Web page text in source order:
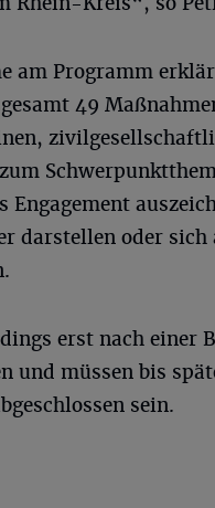
am Programm
49
darstellen oder sich
erst nach einer
und müssen bis
sein.